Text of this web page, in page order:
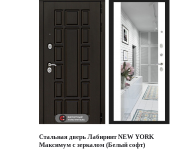
Стальная дверь Лабиринт NEW YORK
Максимум с зеркалом (Белый софт)